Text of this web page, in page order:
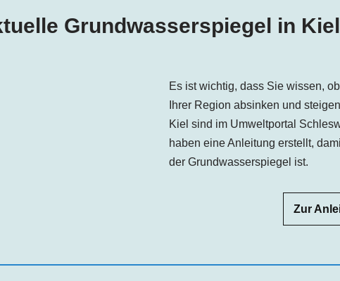
Grundwasserspiegel in Kiel
Es ist wichtig, dass Sie wissen,
Ihrer Region absinken und
Kiel sind im Umweltportal
haben eine Anleitung erstellt,
der Grundwasserspiegel ist.
Zur